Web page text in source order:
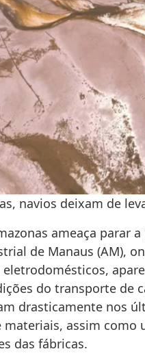
navios deixam de
ameaça parar
de Manaus (AM),
do transporte de
drasticamente nos
materiais, assim como
das fábricas.